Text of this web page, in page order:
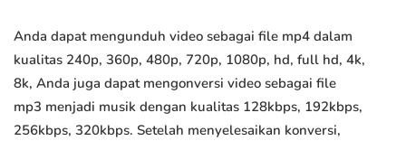
Anda dapat mengunduh video sebagai file mp4 dalam
kualitas 240p, 360p, 480p, 720p, 1080p, hd, full hd, 4k,
8k, Anda juga dapat mengonversi video sebagai file
mp3 menjadi musik dengan kualitas 128kbps, 192kbps,
256kbps, 320kbps. Setelah menyelesaikan konversi,